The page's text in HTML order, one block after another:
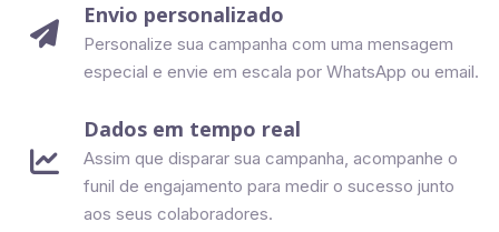


Envio personalizado
Personalize sua campanha com uma mensagem
especial e envie em escala por WhatsApp ou email.
Dados em tempo real
Assim que disparar sua campanha, acompanhe o
funil de engajamento para medir o sucesso junto
aos seus colaboradores.